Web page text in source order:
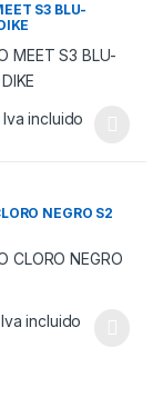
opciones se
S3 BLU-
Iva incluido
NEGRO S2
Iva incluido